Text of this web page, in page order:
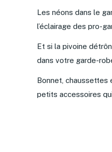
Les néons dans le
l’éclairage des pro-
Et si la pivoine
dans votre garde-
Bonnet, chaussettes
petits accessoires